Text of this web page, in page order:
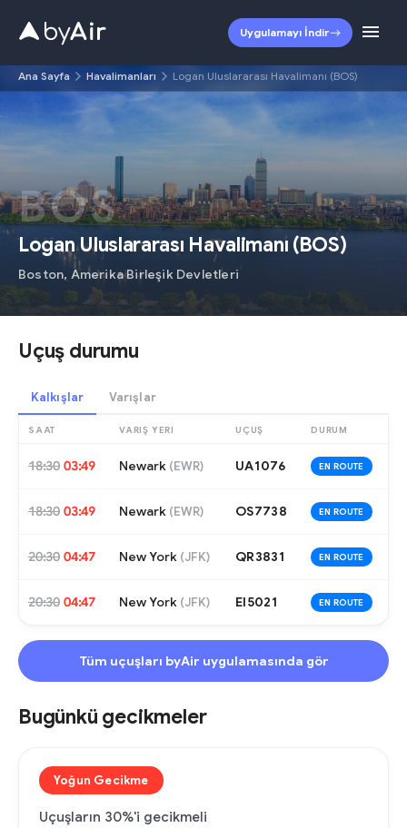
Uygulamayı İndir
Ana Sayfa Havalimanları Logan Uluslararası Havalimanı (BOS)
BOS
Logan Uluslararası Havalimanı (BOS)
Boston, Amerika Birleşik Devletleri
Uçuş durumu
Kalkışlar Varışlar
SAAT VARIŞ YERI UÇUŞ DURUM
18:30 03:49 Newark (EWR) UA1076 EN ROUTE
18:30 03:49 Newark (EWR) OS7738 EN ROUTE
20:30 04:47 New York (JFK) QR3831 EN ROUTE
20:30 04:47 New York (JFK) EI5021 EN ROUTE
Tüm uçuşları byAir uygulamasında gör
Bugünkü gecikmeler
Yoğun Gecikme
Uçuşların 30%'i gecikmeli